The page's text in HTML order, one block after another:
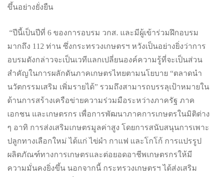
ขึ้นอย่างยั่งยืน
“ปีนี้เป็นปีที่ 6 ของการอบรม วกส. และมีผู้เข้าร่วมฝึกอบรม
มากถึง 112 ท่าน ซึ่งกระทรวงเกษตรฯ หวังเป็นอย่างยิ่งว่าการ
อบรมดังกล่าวจะเป็นเวทีแลกเปลี่ยนองค์ความรู้ที่จะเป็นส่วน
สำคัญในการผลักดันภาคเกษตรไทยตามนโยบาย “ตลาดนำ
นวัตกรรมเสริม เพิ่มรายได้” รวมถึงสามารถบรรลุเป้าหมายใน
ด้านการสร้างเครือข่ายความร่วมมือระหว่างภาครัฐ ภาค
เอกชน และเกษตรกร เพื่อการพัฒนาภาคการเกษตรในมิติต่าง
ๆ อาทิ การส่งเสริมเกษตรมูลค่าสูง โดยการสนับสนุนการเพาะ
ปลูกทางเลือกใหม่ ได้แก่ ไข่ผำ กาแฟ และโกโก้ การแปรรูป
ผลิตภัณฑ์ทางการเกษตรและต่อยอดอาชีพเกษตรกรให้มี
ความมั่นคงยิ่งขึ้น นอกจากนี้ กระทรวงเกษตรฯ ได้ส่งเสริม